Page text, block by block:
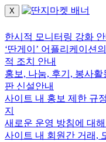
X
한시적 모니터링 강화 안
‘딴게이’ 어플리케이션
적 조치 안내
홍보, 나눔, 후기, 봉사
판 신설안내
사이트 내 홍보 제한 규
지
새로운 운영 방침에 대
사이트 내 회원간 거래,